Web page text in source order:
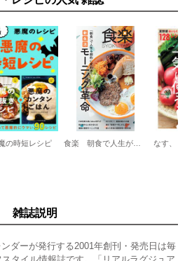
の時短レシピ 食楽 朝食で人生が変わる！モーニング革命
雑誌説明
ダーが発行する2001年創刊・発売日は毎